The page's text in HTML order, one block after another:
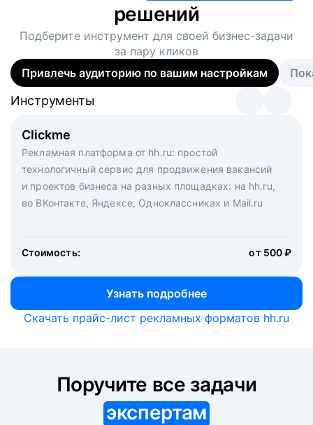
решений
Подберите инструмент для своей бизнес-задачи
за пару кликов
Привлечь аудиторию по вашим настройкам
Clickme
Рекламная платформа от hh.ru: простой
технологичный сервис для продвижения вакансий
и проектов бизнеса на разных площадках: на hh.ru,
во ВКонтакте, Яндексе, Одноклассниках и Mail.ru
Стоимость: от 500 ₽
Узнать подробнее
Инструменты
Вакансия дня
Рекламный формат для вакансий на главной странице
hh.ru. Увеличивает количество откликов
Инструменты
Массовый подбор под ключ. Решите, сколько
кандидатов и когда вам нужно, и за дело возьмутся
маркетологи, рекрутеры и проектные менеджеры
hh.ru с целым набором digital-инструментов
Инструменты
Скачать прайс-лист рекламных форматов hh.ru
экспертам